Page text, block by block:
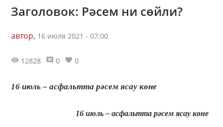
Заголовок: Рәсем ни сөйли?
автор, 16 июля 2021 - 07:00
12828 0 0
16 июль – асфальтта рәсем ясау көне
16 июль – асфальтта рәсем ясау көне